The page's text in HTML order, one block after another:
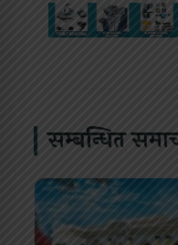
सम्बन्धित